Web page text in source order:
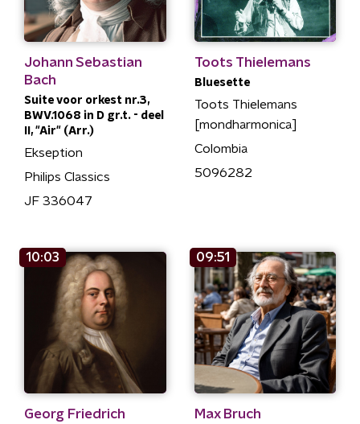
Johann Sebastian
Bach
Suite voor orkest nr.3,
BWV.1068 in D gr.t. - deel
II, "Air" (Arr.)
Ekseption
Philips Classics
JF 336047
Toots Thielemans
Bluesette
Toots Thielemans
[mondharmonica]
Colombia
5096282
10:03
Georg Friedrich
09:51
Max Bruch